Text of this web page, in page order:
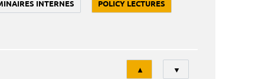
INTERNES POLICY LECTURES
Tri
▲ ▼